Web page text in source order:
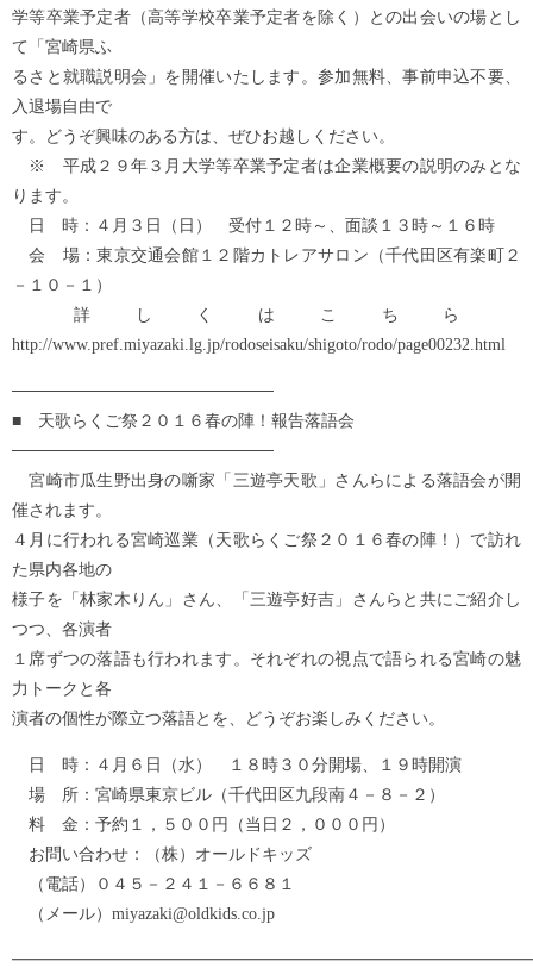
学等卒業予定者（高等学校卒業予定者を除く）との出会いの場とし
て「宮崎県ふ
るさと就職説明会」を開催いたします。参加無料、事前申込不要、
入退場自由で
す。どうぞ興味のある方は、ぜひお越しください。
※ 平成２９年３月大学等卒業予定者は企業概要の説明のみとな
ります。
日 時：４月３日（日） 受付１２時～、面談１３時～１６時
会 場：東京交通会館１２階カトレアサロン（千代田区有楽町２
－１０－１）
詳しくはこちら
http://www.pref.miyazaki.lg.jp/rodoseisaku/shigoto/rodo/page00232.html
──────────────────────
■ 天歌らくご祭２０１６春の陣！報告落語会
──────────────────────
宮崎市瓜生野出身の噺家「三遊亭天歌」さんらによる落語会が開
催されます。
４月に行われる宮崎巡業（天歌らくご祭２０１６春の陣！）で訪れ
た県内各地の
様子を「林家木りん」さん、「三遊亭好吉」さんらと共にご紹介し
つつ、各演者
１席ずつの落語も行われます。それぞれの視点で語られる宮崎の魅
力トークと各
演者の個性が際立つ落語とを、どうぞお楽しみください。
日 時：４月６日（水） １８時３０分開場、１９時開演
場 所：宮崎県東京ビル（千代田区九段南４－８－２）
料 金：予約１，５００円（当日２，０００円）
お問い合わせ：（株）オールドキッズ
（電話）０４５－２４１－６６８１
（メール）miyazaki@oldkids.co.jp